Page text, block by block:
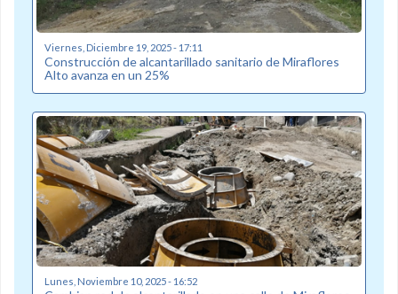
Viernes, Diciembre 19, 2025 - 17:11
Construcción de alcantarillado sanitario de Miraflores
Alto avanza en un 25%
Lunes, Noviembre 10, 2025 - 16:52